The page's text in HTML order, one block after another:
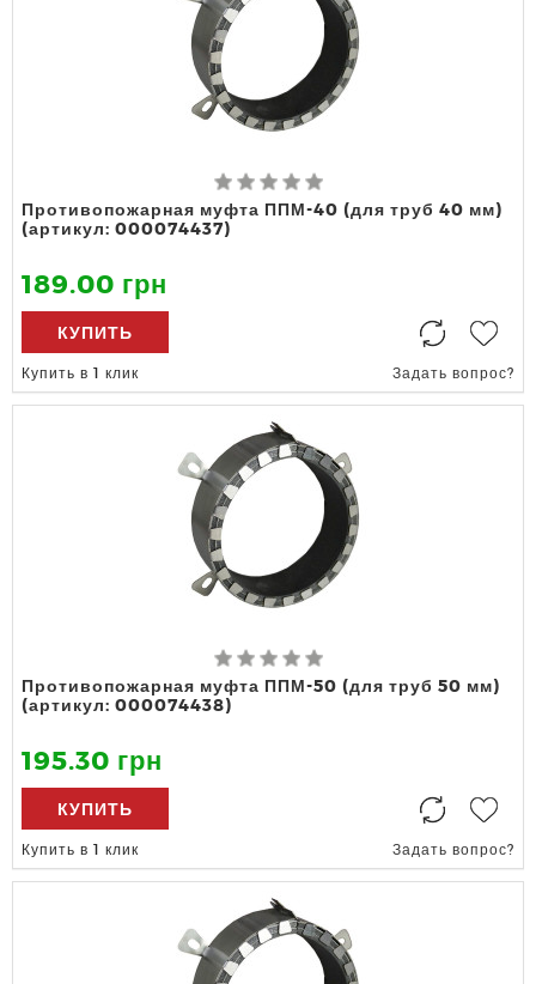
Противопожарная муфта ППМ-40 (для труб 40 мм)
(артикул: 000074437)
189.00 грн
КУПИТЬ
Купить в 1 клик Задать вопрос?
Противопожарная муфта ППМ-50 (для труб 50 мм)
(артикул: 000074438)
195.30 грн
КУПИТЬ
Купить в 1 клик Задать вопрос?